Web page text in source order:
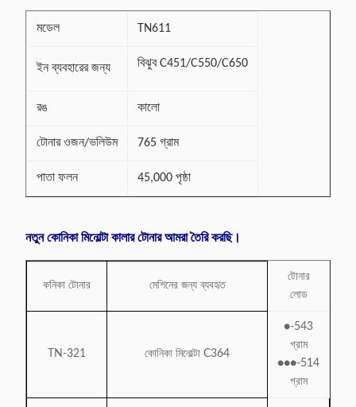
মডেল TN611
ইন ব্যবহারের জন্য বিঝুব C451/C550/C650
রঙ কালো
টোনার ওজন/ভলিউম 765 গ্রাম
পাতা ফলন 45,000 পৃষ্ঠা
নতুন কোনিকা মিনোল্টা কালার টোনার আমরা তৈরি করছি।
কনিকা টোনার মেশিনের জন্য ব্যবহৃত
টোনার
লোড
TN-321 কোনিকা মিনোল্টা C364
●-543
গ্রাম
●●●-514
গ্রাম